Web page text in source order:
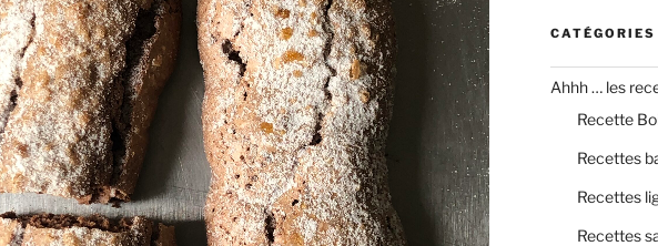
CATÉGORIES
Ahhh … les
Recette
Recettes
Recettes
Recettes